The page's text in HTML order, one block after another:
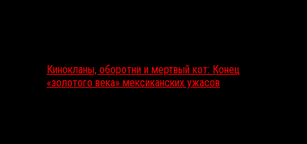
Кинокланы, оборотни и мертвый кот: Конец
«золотого века» мексиканских ужасов